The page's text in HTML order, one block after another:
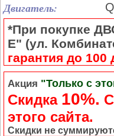
Двигатель:
*При покупке
Е" (ул.
гарантия до 100
Акция "Только с
Скидка 10%.
этого сайта.
Скидки не